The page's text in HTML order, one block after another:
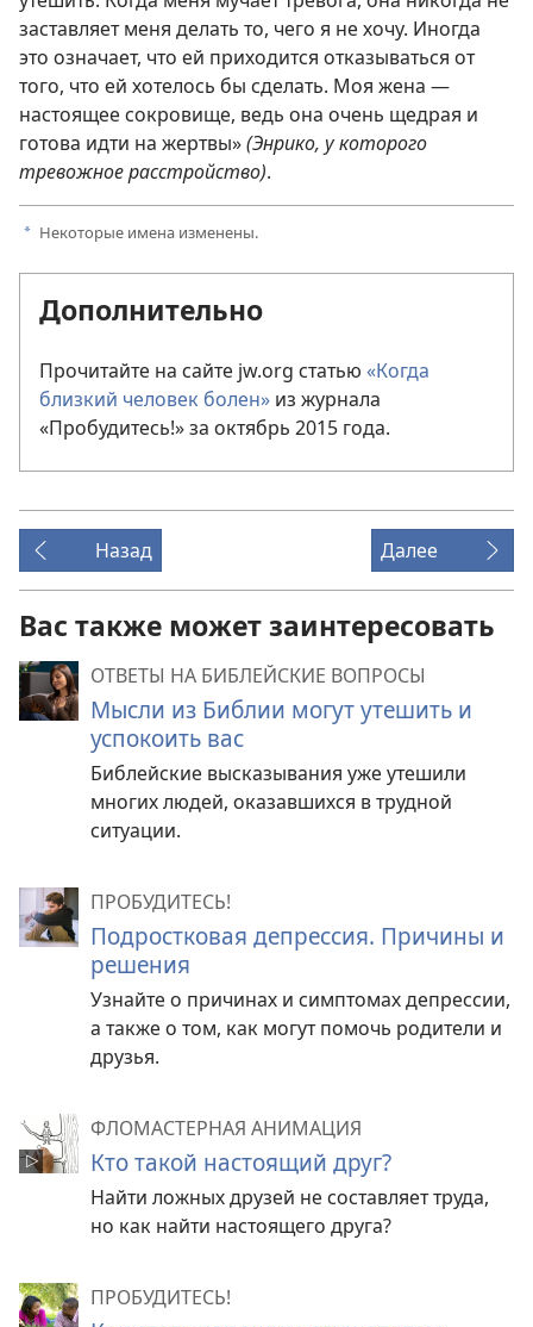
заставляет меня делать то, чего я не хочу. Иногда
это означает, что ей приходится отказываться от
того, что ей хотелось бы сделать. Моя жена —
настоящее сокровище, ведь она очень щедрая и
готова идти на жертвы»(Энрико, у которого
тревожное расстройство).
a Некоторые имена изменены.
Дополнительно
Прочитайте на сайте jw.org статью «Когда
близкий человек болен» из журнала
«Пробудитесь!» за октябрь 2015 года.
Назад Далее
Вас также может заинтересовать
ОТВЕТЫ НА БИБЛЕЙСКИЕ ВОПРОСЫ
Мысли из Библии могут утешить и
успокоить вас
Библейские высказывания уже утешили
многих людей, оказавшихся в трудной
ситуации.
ПРОБУДИТЕСЬ!
Подростковая депрессия. Причины и
решения
Узнайте о причинах и симптомах депрессии,
а также о том, как могут помочь родители и
друзья.
ФЛОМАСТЕРНАЯ АНИМАЦИЯ
Кто такой настоящий друг?
Найти ложных друзей не составляет труда,
но как найти настоящего друга?
ПРОБУДИТЕСЬ!